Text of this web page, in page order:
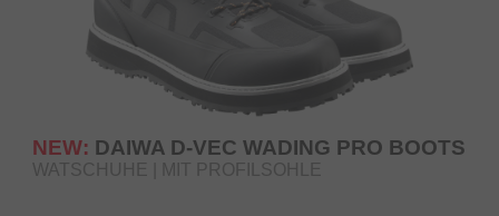
NEW: DAIWA D-VEC WADING PRO BOOTS
WATSCHUHE | MIT PROFILSOHLE